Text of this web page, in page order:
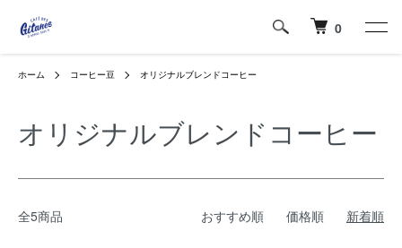
0
ホーム コーヒー豆 オリジナルブレンドコーヒー
オリジナルブレンドコーヒー
全5商品 おすすめ順 価格順 新着順